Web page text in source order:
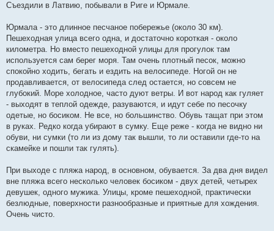
о
щ
е
н
е
Съездили в Латвию, побывали в Риге и Юрмале.
Юрмала - это длинное песчаное побережье (около 30 км).
Пешеходная улица всего одна, и достаточно короткая - около
километра. Но вместо пешеходной улицы для прогулок там
используется сам берег моря. Там очень плотный песок, можно
спокойно ходить, бегать и ездить на велосипеде. Ногой он не
продавливается, от велосипеда след остается, но совсем не
глубокий. Море холодное, часто дуют ветры. И вот народ как гуляет
- выходят в теплой одежде, разуваются, и идут себе по песочку
одетые, но босиком. Не все, но большинство. Обувь тащат при этом
в руках. Редко когда убирают в сумку. Еще реже - когда не видно ни
обуви, ни сумки (то ли из дому так вышли, то ли оставили где-то на
скамейке и пошли так гулять).
При выходе с пляжа народ, в основном, обувается. За два дня видел
вне пляжа всего несколько человек босиком - двух детей, четырех
девушек, одного мужика. Улицы, кроме пешеходной, практически
безлюдные, поверхности разнообразные и приятные для хождения.
Очень чисто.